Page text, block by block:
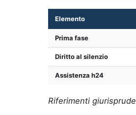
Elemento
Prima fase
Diritto al silenzio
Assistenza h24
Riferimenti